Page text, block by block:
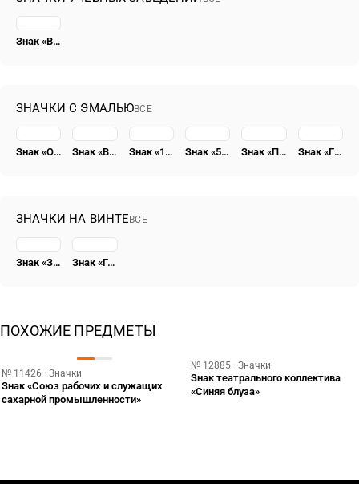
Знак «Всесоюзные курсы звукового кино СССР»
ЗНАЧКИ С ЭМАЛЬЮВСЕ
Знак «Отличник социалистического соревнования Наркомугля» [тип 4] Знак «ВССР. Всесоюзный союз строительных рабочих» Знак «15 лет Татарской АССР» [тип 2] Знак «50 лет пребывания в КПСС» Знак «Почетный радист СССР» Знак «ГВФ. За налет 500 тыс. км»
ЗНАЧКИ НА ВИНТЕ ВСЕ
Знак «Заслуженный работник НКВД» Знак «Герою Революционного движения 1917-1918 гг.» [тип 7]
ПОХОЖИЕ ПРЕДМЕТЫ
№ 11426 · Значки
Знак «Союз рабочих и служащих
сахарной промышленности»
№ 12885 · Значки
Знак театрального коллектива
«Синяя блуза»